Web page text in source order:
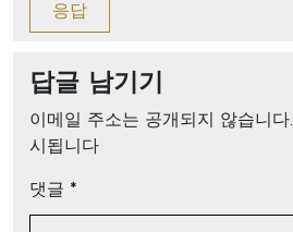
응답
답글 남기기
이메일 주소는 공개되지 않습니다.
시됩니다
댓글 *